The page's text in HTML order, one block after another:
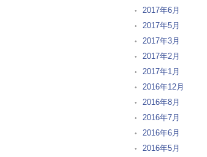
2017年6月
2017年5月
2017年3月
2017年2月
2017年1月
2016年12月
2016年8月
2016年7月
2016年6月
2016年5月